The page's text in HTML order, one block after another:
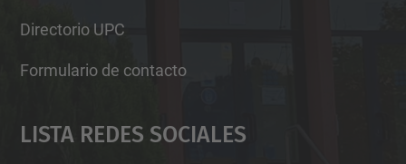
Directorio UPC
Formulario de contacto
Lista Redes Sociales